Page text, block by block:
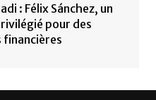
: Félix Sánchez, un
pour des
financières